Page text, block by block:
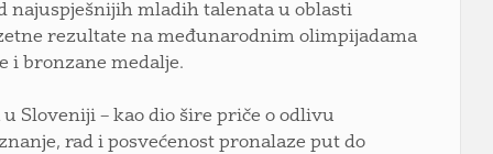
najuspješnijih mladih talenata u oblasti
rezultate na međunarodnim olimpijadama
i bronzane medalje.
Sloveniji – kao dio šire priče o odlivu
rad i posvećenost pronalaze put do